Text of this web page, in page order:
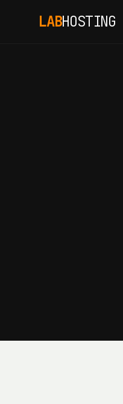
LABHOSTING